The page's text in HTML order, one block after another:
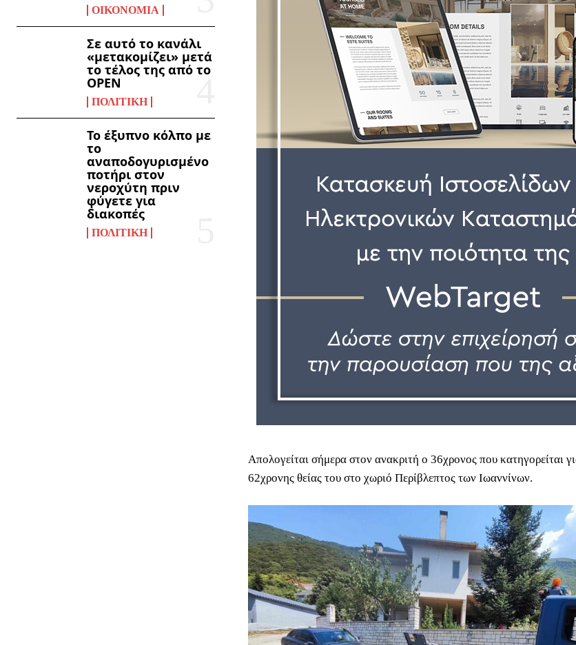
ΟΙΚΟΝΟΜΊΑ
Σε αυτό το κανάλι
«μετακομίζει» μετά
το τέλος της από το
OPEN
ΠΟΛΙΤΙΚΉ
Το έξυπνο κόλπο με
το
αναποδογυρισμένο
ποτήρι στον
νεροχύτη πριν
φύγετε για
διακοπές
ΠΟΛΙΤΙΚΉ
Απολογείται σήμερα στον ανακριτή ο 36χρονος που κατηγορείται
62χρονης θείας του στο χωριό Περίβλεπτος των Ιωαννίνων.